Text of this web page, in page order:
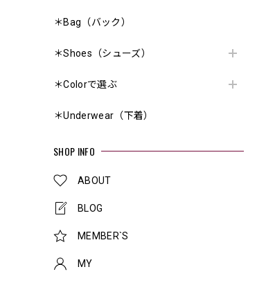
＊Bag（バック）
＊Shoes（シューズ）
＊Colorで選ぶ
＊Underwear（下着）
SHOP INFO
ABOUT
BLOG
MEMBER`S
MY